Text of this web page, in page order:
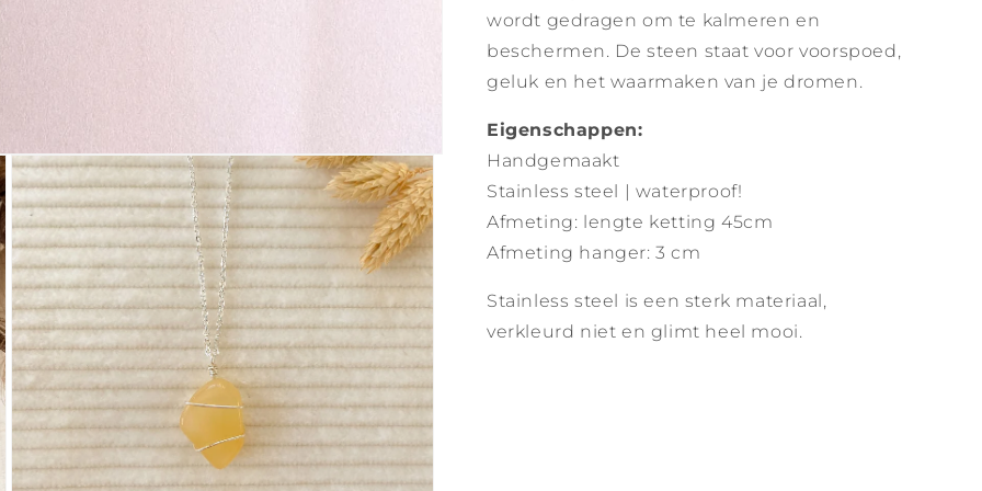
wordt gedragen om te kalmeren en
beschermen. De steen staat voor voorspoed,
geluk en het waarmaken van je dromen.
Eigenschappen:
Handgemaakt
Stainless steel | waterproof!
Afmeting: lengte ketting 45cm
Afmeting hanger: 3 cm
Stainless steel is een sterk materiaal,
verkleurd niet en glimt heel mooi.